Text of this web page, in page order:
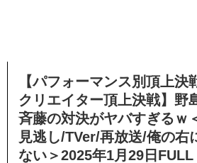
【パフォーマンス別頂上決
クリエイター頂上決戦】野
斉藤の対決がヤバすぎるｗ
見逃し/TVer/再放送/俺の右
ない＞2025年1月29日